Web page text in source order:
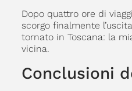
Dopo quattro ore di
scorgo finalmente
tornato in Toscana: la
vicina.
Conclusioni